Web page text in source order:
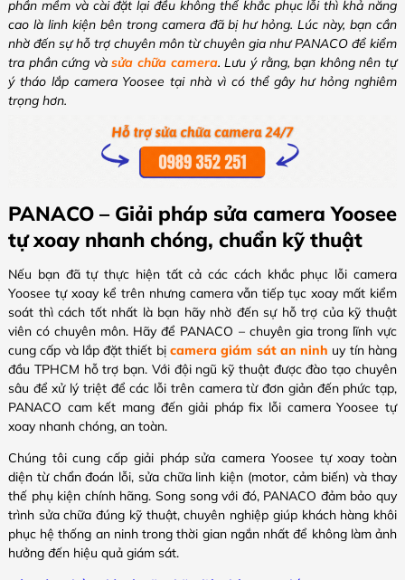
phần mềm và cài đặt lại đều không thể khắc phục lỗi thì khả năng
cao là linh kiện bên trong camera đã bị hư hỏng. Lúc này, bạn cần
nhờ đến sự hỗ trợ chuyên môn từ chuyên gia như PANACO để kiểm
tra phần cứng vàsửa chữa camera. Lưu ý rằng, bạn không nên tự
ý tháo lắp camera Yoosee tại nhà vì có thể gây hư hỏng nghiêm
trọng hơn.
PANACO – Giải pháp sửa camera Yoosee
tự xoay nhanh chóng, chuẩn kỹ thuật
Nếu bạn đã tự thực hiện tất cả các cách khắc phục lỗi camera
Yoosee tự xoay kể trên nhưng camera vẫn tiếp tục xoay mất kiểm
soát thì cách tốt nhất là bạn hãy nhờ đến sự hỗ trợ của kỹ thuật
viên có chuyên môn. Hãy để PANACO – chuyên gia trong lĩnh vực
cung cấp và lắp đặt thiết bị camera giám sát an ninh uy tín hàng
đầu TPHCM hỗ trợ bạn. Với đội ngũ kỹ thuật được đào tạo chuyên
sâu để xử lý triệt để các lỗi trên camera từ đơn giản đến phức tạp,
PANACO cam kết mang đến giải pháp fix lỗi camera Yoosee tự
xoay nhanh chóng, an toàn.
Chúng tôi cung cấp giải pháp sửa camera Yoosee tự xoay toàn
diện từ chẩn đoán lỗi, sửa chữa linh kiện (motor, cảm biến) và thay
thế phụ kiện chính hãng. Song song với đó, PANACO đảm bảo quy
trình sửa chữa đúng kỹ thuật, chuyên nghiệp giúp khách hàng khôi
phục hệ thống an ninh trong thời gian ngắn nhất để không làm ảnh
hưởng đến hiệu quả giám sát.